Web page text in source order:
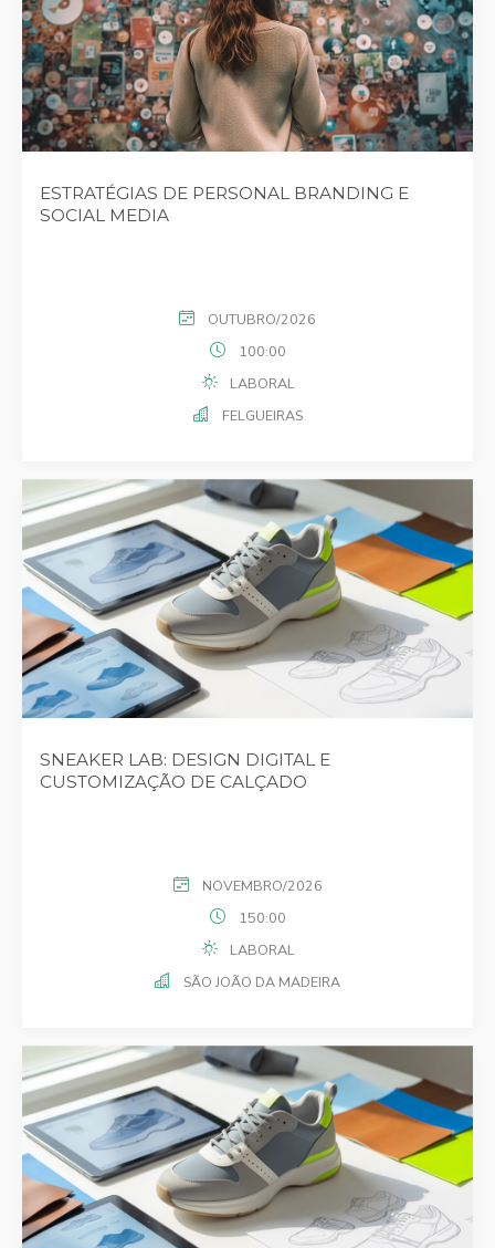
ESTRATÉGIAS DE PERSONAL BRANDING E
SOCIAL MEDIA
OUTUBRO/2026
100:00
LABORAL
FELGUEIRAS
SNEAKER LAB: DESIGN DIGITAL E
CUSTOMIZAÇÃO DE CALÇADO
NOVEMBRO/2026
150:00
LABORAL
SÃO JOÃO DA MADEIRA